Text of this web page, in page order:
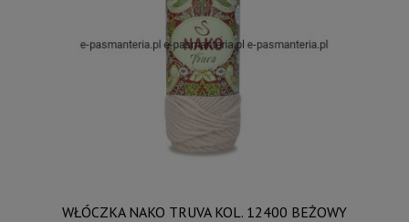
WŁÓCZKA NAKO TRUVA KOL. 12400 BEŻOWY